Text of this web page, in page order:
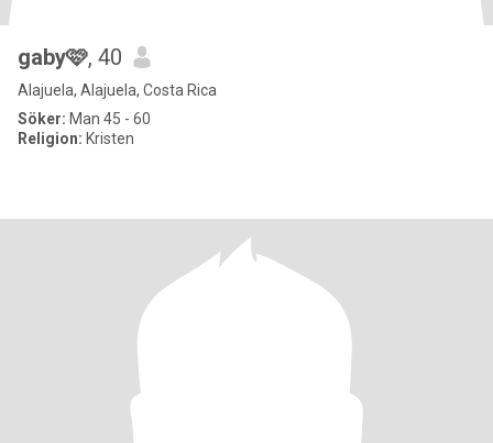
gaby🩷, 40
Alajuela, Alajuela, Costa Rica
Söker: Man 45 - 60
Religion: Kristen